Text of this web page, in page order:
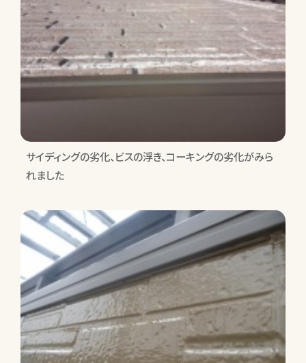
サイディングの劣化、ビスの浮き、コーキングの劣化がみら
れました